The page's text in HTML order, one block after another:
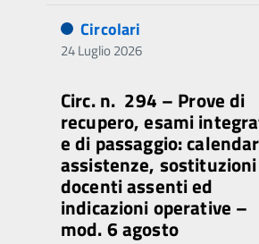
Circolari
24 Luglio 2026
Circ. n. 294 – Prove di
recupero, esami
e di passaggio:
assistenze,
docenti assenti ed
indicazioni operative –
mod. 6 agosto